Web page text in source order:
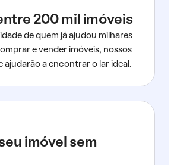
200 mil imóveis
de quem já ajudou milhares
e vender imóveis, nossos
ajudarão a encontrar o lar ideal.
imóvel sem